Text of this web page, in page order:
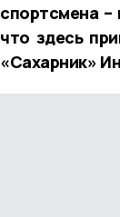
спортсмена
что здесь
«Сахарник»